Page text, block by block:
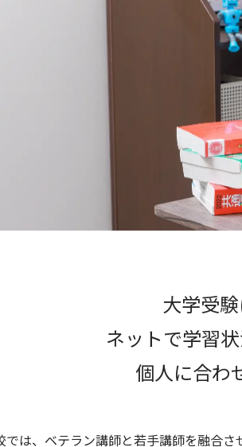
大学受
ネットで学習
個人に合わ
では、ベテラン講師と若手講師を融合